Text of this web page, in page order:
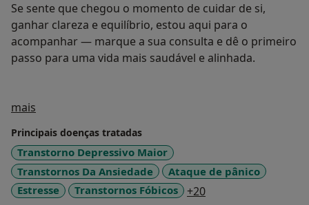
Se sente que chegou o momento de cuidar de si,
ganhar clareza e equilíbrio, estou aqui para o
acompanhar — marque a sua consulta e dê o primeiro
passo para uma vida mais saudável e alinhada.
mais
Principais doenças tratadas
Transtorno Depressivo Maior
Transtornos Da Ansiedade
Ataque de pânico
Estresse
Transtornos Fóbicos +20